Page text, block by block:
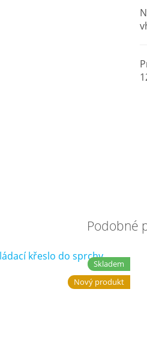
Podobné
Skladem
Nový produkt